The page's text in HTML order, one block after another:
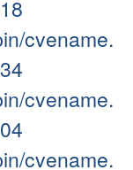
cvename.
cvename.
cvename.